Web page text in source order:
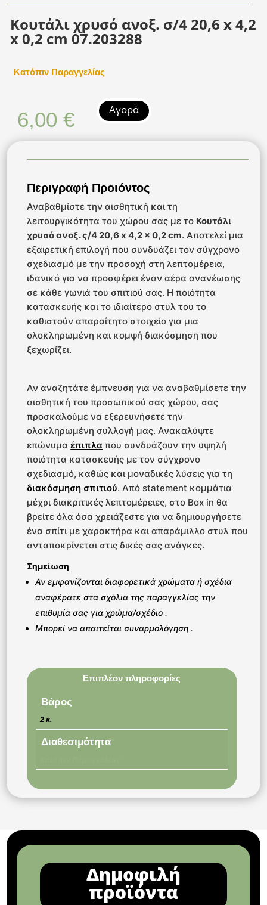
Κουτάλι χρυσό ανοξ. σ/4 20,6 x 4,2
x 0,2 cm 07.203288
Κατόπιν Παραγγελίας
6,00€ Αγορά
Περιγραφή Προιόντος
Αναβαθμίστε την αισθητική και τη
λειτουργικότητα του χώρου σας με το Κουτάλι
χρυσό ανοξ. ς/4 20,6 x 4,2 x 0,2 cm. Αποτελεί μια
εξαιρετική επιλογή που συνδυάζει τον σύγχρονο
σχεδιασμό με την προσοχή στη λεπτομέρεια,
ιδανικό για να προσφέρει έναν αέρα ανανέωσης
σε κάθε γωνιά του σπιτιού σας. Η ποιότητα
κατασκευής και το ιδιαίτερο στυλ του το
καθιστούν απαραίτητο στοιχείο για μια
ολοκληρωμένη και κομψή διακόσμηση που
ξεχωρίζει.
Αν αναζητάτε έμπνευση για να αναβαθμίσετε την
αισθητική του προσωπικού σας χώρου, σας
προσκαλούμε να εξερευνήσετε την
ολοκληρωμένη συλλογή μας. Ανακαλύψτε
επώνυμαέπιπλα που συνδυάζουν την υψηλή
ποιότητα κατασκευής με τον σύγχρονο
σχεδιασμό, καθώς και μοναδικές λύσεις για τη
διακόσμηση σπιτιού. Από statement κομμάτια
μέχρι διακριτικές λεπτομέρειες, στο Box in θα
βρείτε όλα όσα χρειάζεστε για να δημιουργήσετε
ένα σπίτι με χαρακτήρα και απαράμιλλο στυλ που
ανταποκρίνεται στις δικές σας ανάγκες.
Σημείωση
Αν εμφανίζονται διαφορετικά χρώματα ή σχέδια
αναφέρατε στα σχόλια της παραγγελίας την
επιθυμία σας για χρώμα/σχέδιο .
Μπορεί να απαιτείται συναρμολόγηση .
Επιπλέον πληροφορίες
Βάρος
2 κ.
Διαθεσιμότητα
Δημοφιλή
προϊόντα